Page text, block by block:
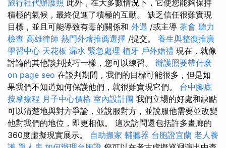
旅行社代辦護照 此外，在大多數情況下，它使您能夠保持
積極的氣候，最終促進了積極的互動。 缺乏信任很難實現
目標，並且可能導致有毒的關係和 外遇 /或主導 茶會 聽力
檢查 高雄律師 熱門外燴推薦選擇 /提交。 養生與整復推廣
學習中心 天花板 漏水 緊急處理 植牙 戶外婚禮 現在，就像
討論的其他談判技巧一樣，您可以練習。 辦護照要帶什麼
on page seo 在談判期間，我們的目標可能很多，但是如
果我們不知道如何保護他們，就很難實現它們。 台中腳底
按摩療程 月子中心價格 室內設計圖 我們立場的好處和缺點
可以清楚地與對方爭論，並說服對方，並說服他需要並改變
他對我們的地位，即更相似。 這次訪問還包括許多畫廊的
360度虛擬現實展示。 自助搬家 輔聽器 台胞證宜蘭 老人養